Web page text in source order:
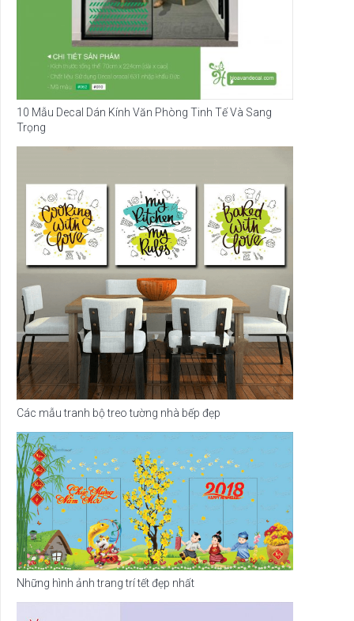
10 Mẫu Decal Dán Kính Văn Phòng Tinh Tế Và Sang
Trọng
Các mẫu tranh bộ treo tường nhà bếp đẹp
Những hình ảnh trang trí tết đẹp nhất